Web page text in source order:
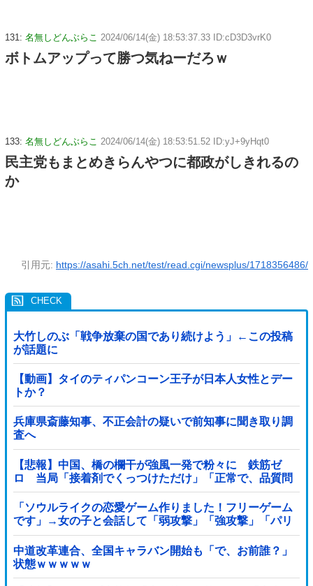
131: 名無しどんぶらこ 2024/06/14(金) 18:53:37.33 ID:cD3D3vrK0
ボトムアップって勝つ気ねーだろｗ
133: 名無しどんぶらこ 2024/06/14(金) 18:53:51.52 ID:yJ+9yHqt0
民主党もまとめきらんやつに都政がしきれるの
か
引用元: https://asahi.5ch.net/test/read.cgi/newsplus/1718356486/
大竹しのぶ「戦争放棄の国であり続けよう」←この投稿
が話題に
【動画】タイのティパンコーン王子が日本人女性とデー
トか？
兵庫県斎藤知事、不正会計の疑いで前知事に聞き取り調
査へ
【悲報】中国、橋の欄干が強風一発で粉々に 鉄筋ゼ
ロ 当局「接着剤でくっつけただけ」「正常で、品質問
題はない」
「ソウルライクの恋愛ゲーム作りました！フリーゲーム
です」→女の子と会話して「弱攻撃」「強攻撃」「パリ
ィ」「ローリング」を選ぶガチでダークソウルなんだが
ｗｗｗｗｗ他
中道改革連合、全国キャラバン開始も「で、お前誰？」
状態ｗｗｗｗｗ